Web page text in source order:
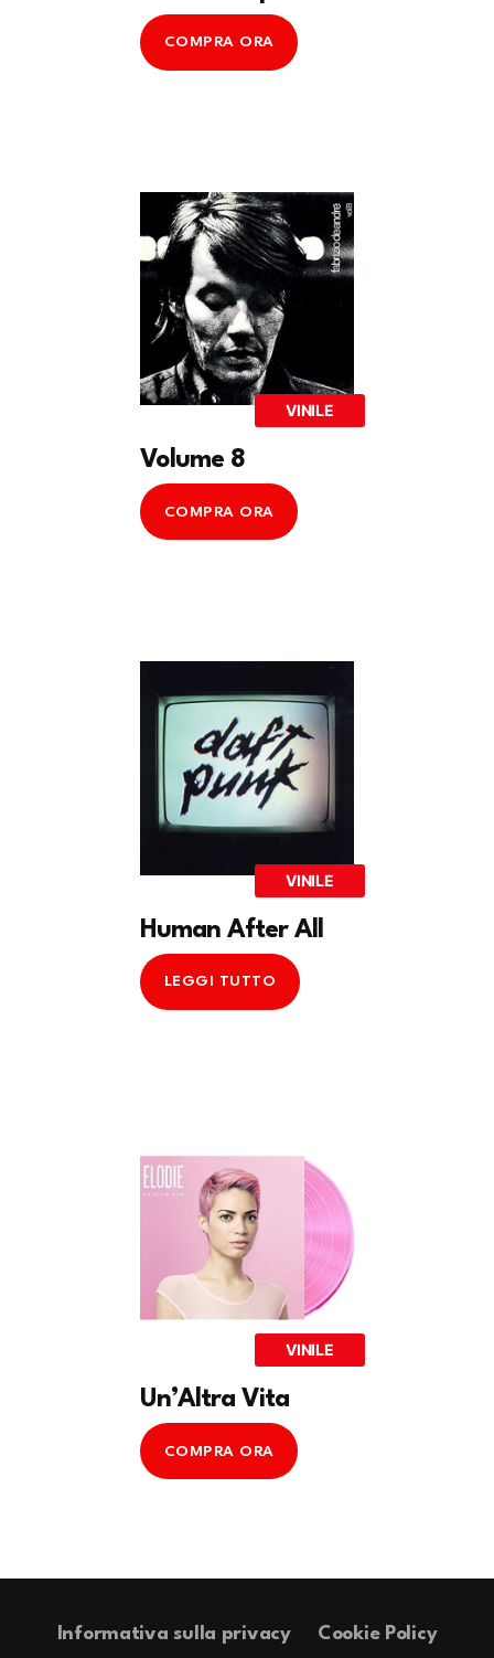
COMPRA ORA
VINILE
Volume 8
COMPRA ORA
VINILE
Human After All
LEGGI TUTTO
VINILE
Un’Altra Vita
COMPRA ORA
Informativa sulla privacy Cookie Policy